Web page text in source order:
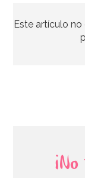
Este artículo no